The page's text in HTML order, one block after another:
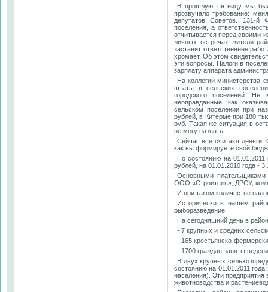
В прошлую пятницу мы
прозвучало требование:
депутатов Советов. 131-й
поселения, а
отчитывается перед своими
личных встречах жители
заставит ответственнее
хромает. Об этом
эти вопросы. Налоги в
зарплату аппарата
На коллегии министерства
штаты в сельских
городского поселений. Не
неоправданные, как
сельском поселении при
рублей, в Китерме при 180
руб. Такая же ситуация в
не могу назвать.
Сейчас все считают
как вы формируете свой
По состоянию на
рублей, на 01.01.2010 года -
Основными плательщиками
ООО «Строитель», ДРСУ,
И при таком количестве
Исторически в нашем
рыборазведение.
На сегодняшний день в
- 7 крупных и средних
- 165 крестьянско-
- 1700 граждан заняты
В двух крупных
состоянию на 01.01.2011 года
населения). Эти предприятия
животноводства и